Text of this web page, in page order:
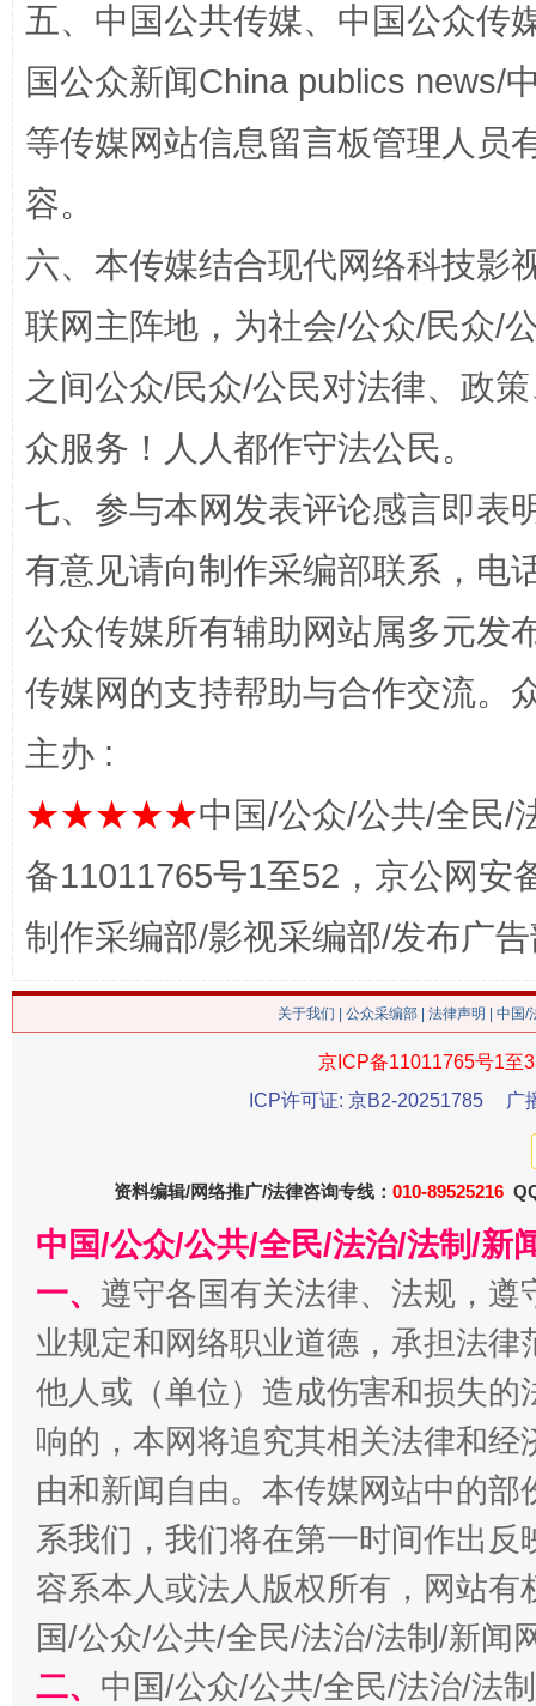
这是一记警钟！ 谢
在谋一域中谋全局
今
习近平的博鳌关键词
“刷贴”乱象丛生
生
揭批美国五大"原罪" "炒
解纷+调解+退费，一次搞定
五、中国公共传媒、中国公众传
国公众新闻China publics news/
等传媒网站信息留言板管理人员
容。
六、本传媒结合现代网络科技影
联网主阵地，为社会/公众/民众/
之间公众/民众/公民对法律、政
众服务！人人都作守法公民。
七、参与本网发表评论感言即表
有意见请向制作采编部联系，电
公众传媒所有辅助网站属多元发
传媒网的支持帮助与合作交流。
主办 :
★★★★★中国/公众/公共/全民/
备11011765号1至52，京公网安
制作采编部/影视采编部/发布广
关于我们 公众采编部 法律声明 | 中国
京ICP备11011765号1至
ICP许可证: 京B2-20251785
广
资料编辑/网络推广/法律咨询专线： 010-89525216
中国/公众/公共/全民/法治/法制/新
一、 遵守各国有关法律、法规，
业规定和网络职业道德，承担法
他人或（单位）造成伤害和损失
响的，本网将追究其相关法律和
由和新闻自由。本传媒网站中的
系我们，我们将在第一时间作出
容系本人或法人版权所有，网站
国/公众/公共/全民/法治/法制/新闻
二、 中国/公众/公共/全民/法治/法